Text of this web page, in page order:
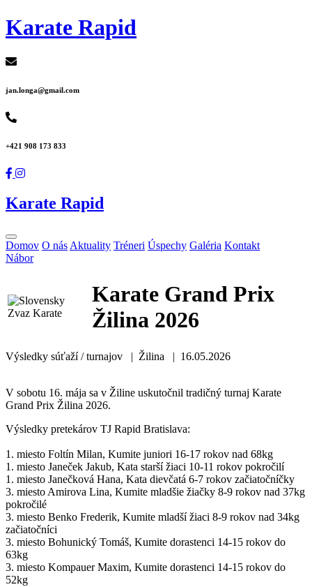
Karate Rapid
jan.longa@gmail.com
+421 908 173 833
Karate Rapid
Domov O nás Aktuality Tréneri Úspechy Galéria Kontakt
Nábor
Karate Grand Prix
Žilina 2026
Výsledky súťaží / turnajov | Žilina | 16.05.2026
V sobotu 16. mája sa v Žiline uskutočnil tradičný turnaj Karate
Grand Prix Žilina 2026.
Výsledky pretekárov TJ Rapid Bratislava:
1. miesto Foltín Milan, Kumite juniori 16-17 rokov nad 68kg
1. miesto Janeček Jakub, Kata starší žiaci 10-11 rokov pokročilí
1. miesto Janečková Hana, Kata dievčatá 6-7 rokov začiatočníčky
3. miesto Amirova Lina, Kumite mladšie žiačky 8-9 rokov nad 37kg
pokročilé
3. miesto Benko Frederik, Kumite mladší žiaci 8-9 rokov nad 34kg
začiatočníci
3. miesto Bohunický Tomáš, Kumite dorastenci 14-15 rokov do
63kg
3. miesto Kompauer Maxim, Kumite dorastenci 14-15 rokov do
52kg